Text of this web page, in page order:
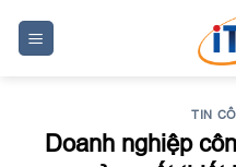
TIN
Doanh nghiệp